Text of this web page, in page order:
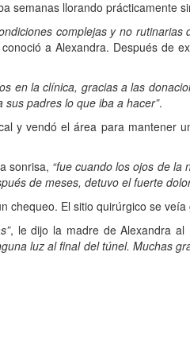
semanas llorando prácticamente
complejas y no rutinarias
a Alexandra. Después de
en la clínica, gracias a las
padres lo que iba a hacer”.
y vendó el área para mantener
sonrisa, “fue cuando los ojos de
de meses, detuvo el fuerte
chequeo. El sitio quirúrgico se
, le dijo la madre de Alexandra al
luz al final del túnel. Muchas